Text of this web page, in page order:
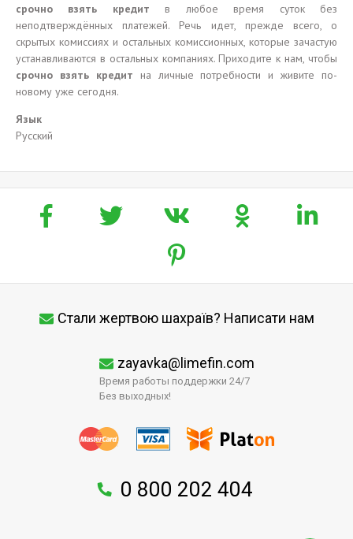
срочно взять кредит в любое время суток без
неподтверждённых платежей. Речь идет, прежде всего, о
скрытых комиссиях и остальных комиссионных, которые зачастую
устанавливаются в остальных компаниях. Приходите к нам, чтобы
срочно взять кредит на личные потребности и живите по-
новому уже сегодня.
Язык
Русский
Стали жертвою шахраїв? Написати нам
zayavka@limefin.com
Время работы поддержки 24/7
Без выходных!
0 800 202 404